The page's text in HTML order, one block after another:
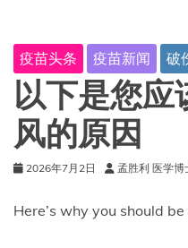
理
与
新
生
儿
破
伤
风
疫苗头条 疫苗新闻 破
以下是您应
风的原因
2026年7月2日 孟胜利 医学博
Here’s why you should